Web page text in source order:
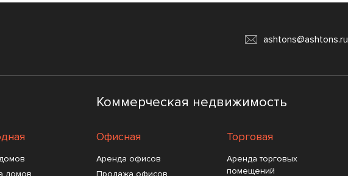
ashtons@ashtons.ru
домов
Коммерческая недвижимость
Офисная
Аренда офисов
Продажа офисов
Торговая
Аренда торговых
помещений